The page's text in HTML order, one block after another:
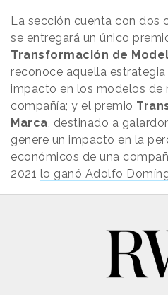
La sección cuenta con dos
se entregará un único
Transformación de
reconoce aquella
impacto en los modelos de
compañía; y el premio
Marca , destinado a
genere un impacto en la
económicos de una
2021 lo ganó Adolfo